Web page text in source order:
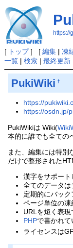
https://
[ トップ] [ 編集| 凍
一覧| 検索| 最終更新
PukiWiki †
https://
https://osdn.jp/
PukiWikiは Wiki(
本的に誰でも全ての
また、編集には特別
だけで整形された
漢字をサポート
全てのデータ
定期的にバッ
ページ単位の
URLを短く表現
PHPで書かれて
ライセンスは